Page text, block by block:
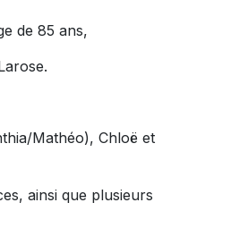
de 85 ans,
Mathéo), Chloë et
ainsi que plusieurs